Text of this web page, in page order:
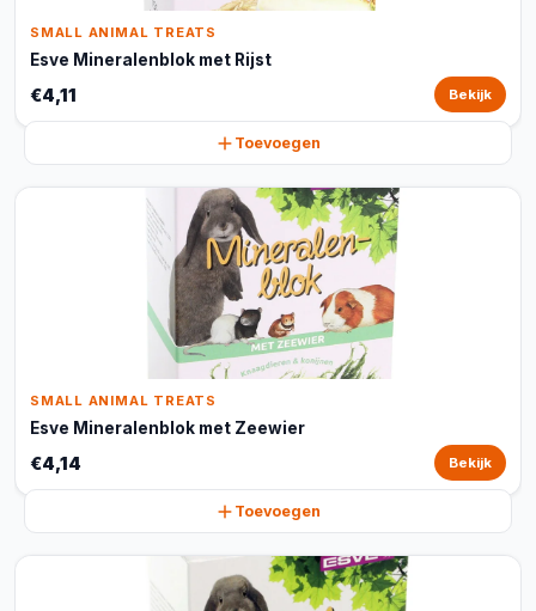
SMALL ANIMAL TREATS
Esve Mineralenblok met Rijst
€4,11 Bekijk
Toevoegen
SMALL ANIMAL TREATS
Esve Mineralenblok met Zeewier
€4,14 Bekijk
Toevoegen